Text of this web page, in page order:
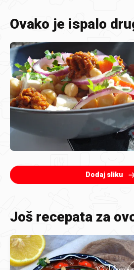
Ovako je ispalo
Dodaj sliku
Još recepata za